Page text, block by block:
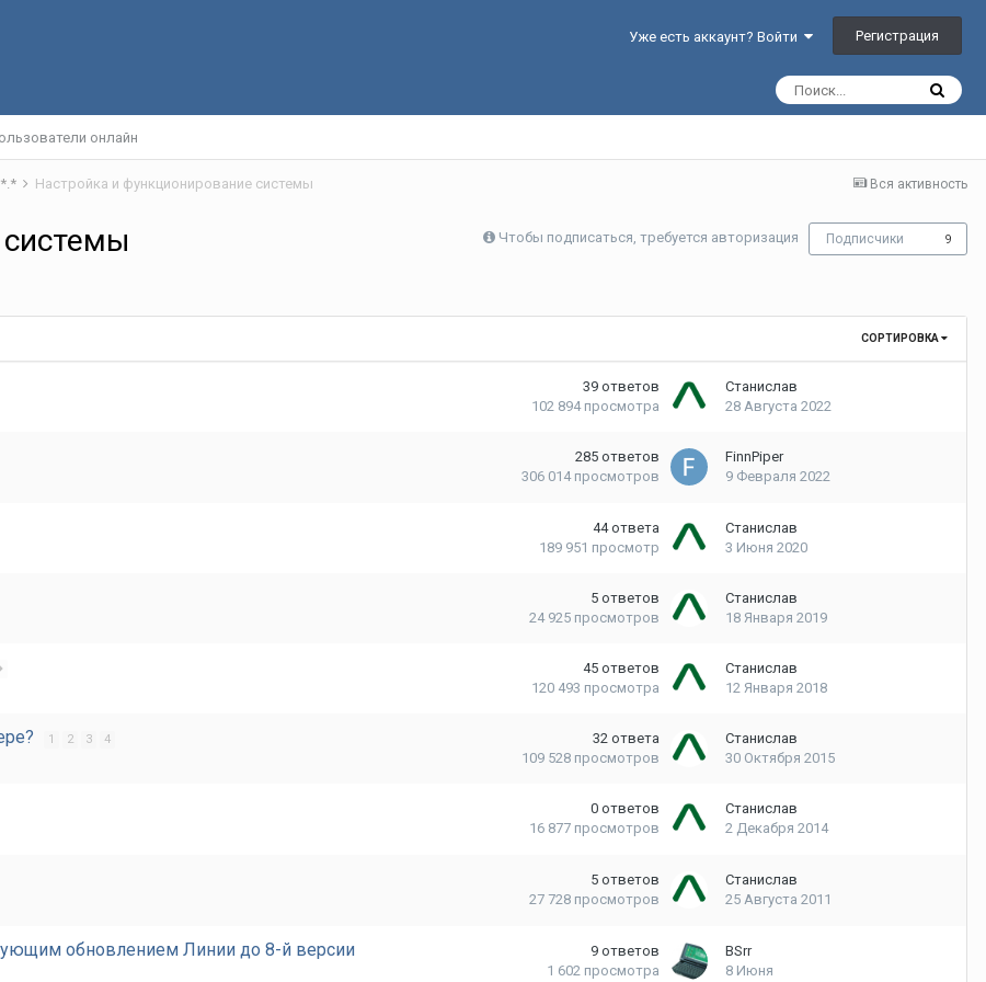
Уже есть аккаунт? Войти Регистрация
онлайн
Вся активность
Настройка и функционирование системы
Чтобы подписаться, требуется авторизация Подписчики 9
СОРТИРОВКА
39 ответов
102 894 просмотра
Станислав
28 Августа 2022
285 ответов
306 014 просмотров
FinnPiper
9 Февраля 2022
44 ответа
189 951 просмотр
Станислав
3 Июня 2020
5 ответов
24 925 просмотров
Станислав
18 Января 2019
45 ответов
120 493 просмотра
Станислав
12 Января 2018
1 2 3 4 32 ответа
109 528 просмотров
Станислав
30 Октября 2015
0 ответов
16 877 просмотров
Станислав
2 Декабря 2014
5 ответов
27 728 просмотров
Станислав
25 Августа 2011
обновлением Линии до 8-й версии 9 ответов
1 602 просмотра
BSrr
8 Июня